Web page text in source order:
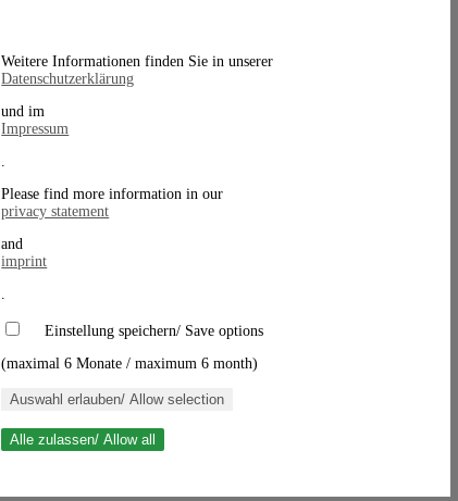
Weitere Informationen finden Sie in unserer
Datenschutzerklärung
und im
Impressum
.
Please find more information in our
privacy statement
and
imprint
.
Einstellung speichern/ Save options
(maximal 6 Monate / maximum 6 month)
Auswahl erlauben/ Allow selection
Alle zulassen/ Allow all